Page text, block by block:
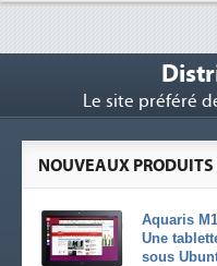
Le site préféré
NOUVEAUX PRODUITS
Aquaris
Une
sous